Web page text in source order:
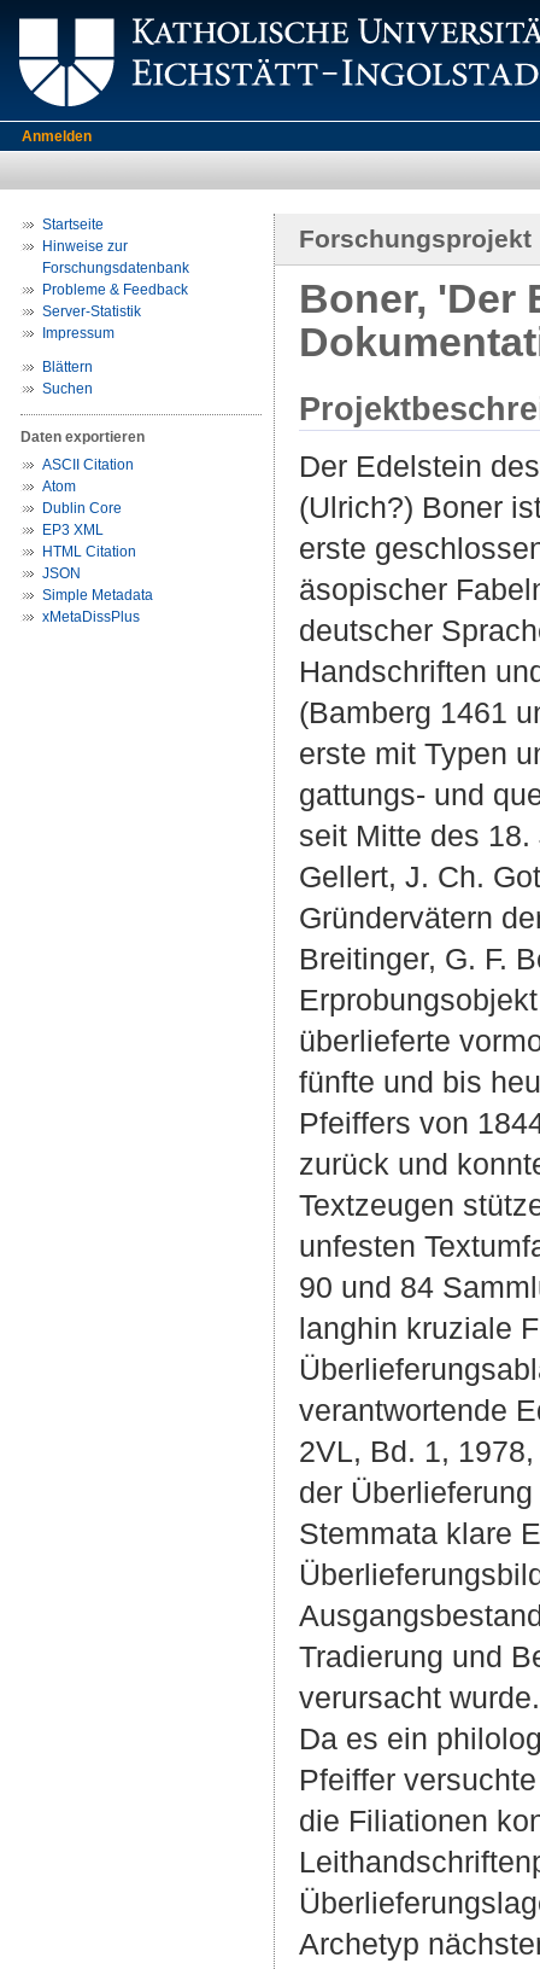
Anmelden
Startseite
Hinweise zur
Forschungsdatenbank
Probleme & Feedback
Server-Statistik
Impressum
Blättern
Suchen
Daten exportieren
ASCII Citation
Atom
Dublin Core
EP3 XML
HTML Citation
JSON
Simple Metadata
xMetaDissPlus
Forschungsprojekt
Boner, 'Der
Der Edelstein
(Ulrich?) Boner
erste
äsopischer
deutscher
Handschriften
(Bamberg 1461
erste mit Typen
gattungs- und
seit Mitte des
Gellert, J. Ch.
Gründervätern
Breitinger, G. F.
überlieferte
fünfte und bis
Pfeiffers von
zurück und
Textzeugen
unfesten
90 und 84
langhin kruziale
verantwortende
2VL, Bd. 1,
der
Stemmata klare
Tradierung und
verursacht wurde.
Da es ein
Pfeiffer
die Filiationen
Archetyp